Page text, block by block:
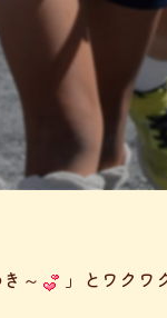
～ 」とワクワ